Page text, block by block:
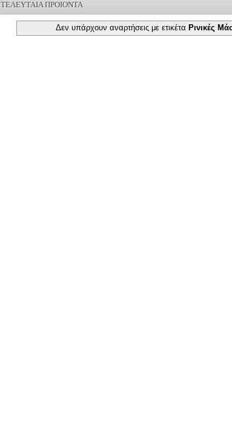
ΤΕΛΕΥΤΑΙΑ ΠΡΟΙΟΝΤΑ
Δεν υπάρχουν αναρτήσεις με ετικέτα Ρινικές